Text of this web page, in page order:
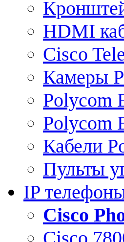
HDMI
Cisco
Камеры
Polycom
Polycom
Кабели
Пульты
IP
Сisco